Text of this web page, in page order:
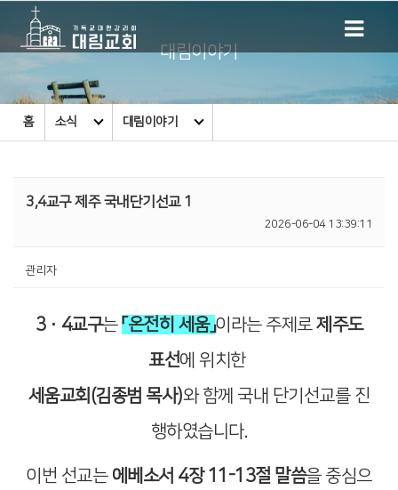
대림이야기
홈 소식 대림이야기
3,4교구 제주 국내단기선교 1
2026-06-04 13:39:11
관리자
3·4교구는「온전히 세움」이라는 주제로제주도
표선에 위치한
세움교회(김종범 목사)와 함께 국내 단기선교를 진
행하였습니다.
이번 선교는 에베소서 4장 11-13절 말씀을 중심으